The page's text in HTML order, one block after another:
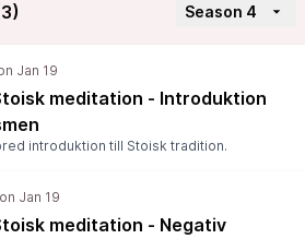
Season 4
meditation - Introduktion
introduktion till Stoisk tradition.
meditation - Negativ